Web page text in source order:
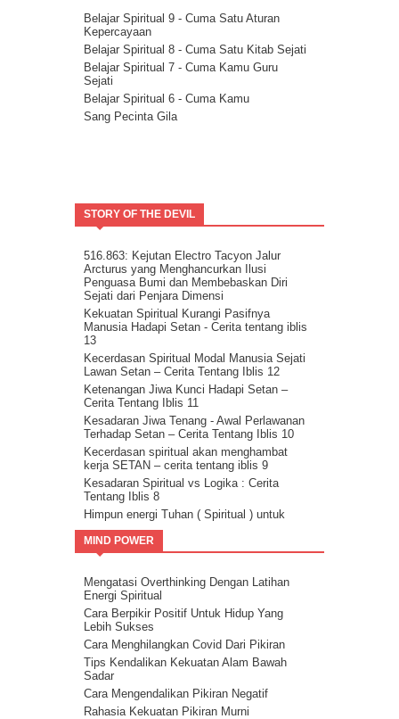
Rencana Agung
Milikilah Kepercayaan penuh kepada
Kekuatan Iman.
Bakatmu.
Janji Pelajaran untuk kemandirian Jiwa
Spiritualitas Kehidupan
Arahkan Perhatianmu Ke Dalam
Tentang Aspirasi.
Buanglah Belenggu Diri Palsu itu..
Pertanyaan untuk Dipertimbangkan.
Ini Bisa Jadi Hidup Yang Mudah
Belajar Spiritual 9 - Cuma Satu Aturan
Kepercayaan
Belajar Spiritual 8 - Cuma Satu Kitab Sejati
Belajar Spiritual 7 - Cuma Kamu Guru
Sejati
Belajar Spiritual 6 - Cuma Kamu
Sang Pecinta Gila
STORY OF THE DEVIL
516.863: Kejutan Electro Tacyon Jalur
Arcturus yang Menghancurkan Ilusi
Penguasa Bumi dan Membebaskan Diri
Sejati dari Penjara Dimensi
Kekuatan Spiritual Kurangi Pasifnya
Manusia Hadapi Setan - Cerita tentang iblis
13
Kecerdasan Spiritual Modal Manusia Sejati
Lawan Setan – Cerita Tentang Iblis 12
Ketenangan Jiwa Kunci Hadapi Setan –
Cerita Tentang Iblis 11
Kesadaran Jiwa Tenang - Awal Perlawanan
Terhadap Setan – Cerita Tentang Iblis 10
Kecerdasan spiritual akan menghambat
kerja SETAN – cerita tentang iblis 9
Kesadaran Spiritual vs Logika : Cerita
Tentang Iblis 8
Himpun energi Tuhan ( Spiritual ) untuk
kalahkan Setan – Cerita tentang iblis 7
Cara kalahkan setan dengan kristalisasi
Firman Tuhan – cerita tentang iblis 6
Guru Sejati Sadarkan Manusia Untuk
Melawan Iblis : Cerita Tentang Iblis 5
Cahaya Allah untuk melawan setan : cerita
tentang iblis 4
Ilmu Spiritual Untuk Melawan Iblis : Cerita
Tentang Iblis 3
Cerita Tentang Iblis 2 – Kecerdasan
Spiritual Adalah Musuh Iblis
Cerita Tentang Iblis Bagian 1
MIND POWER
Mengatasi Overthinking Dengan Latihan
Energi Spiritual
Cara Berpikir Positif Untuk Hidup Yang
Lebih Sukses
Cara Menghilangkan Covid Dari Pikiran
Tips Kendalikan Kekuatan Alam Bawah
Sadar
Cara Mengendalikan Pikiran Negatif
Rahasia Kekuatan Pikiran Murni